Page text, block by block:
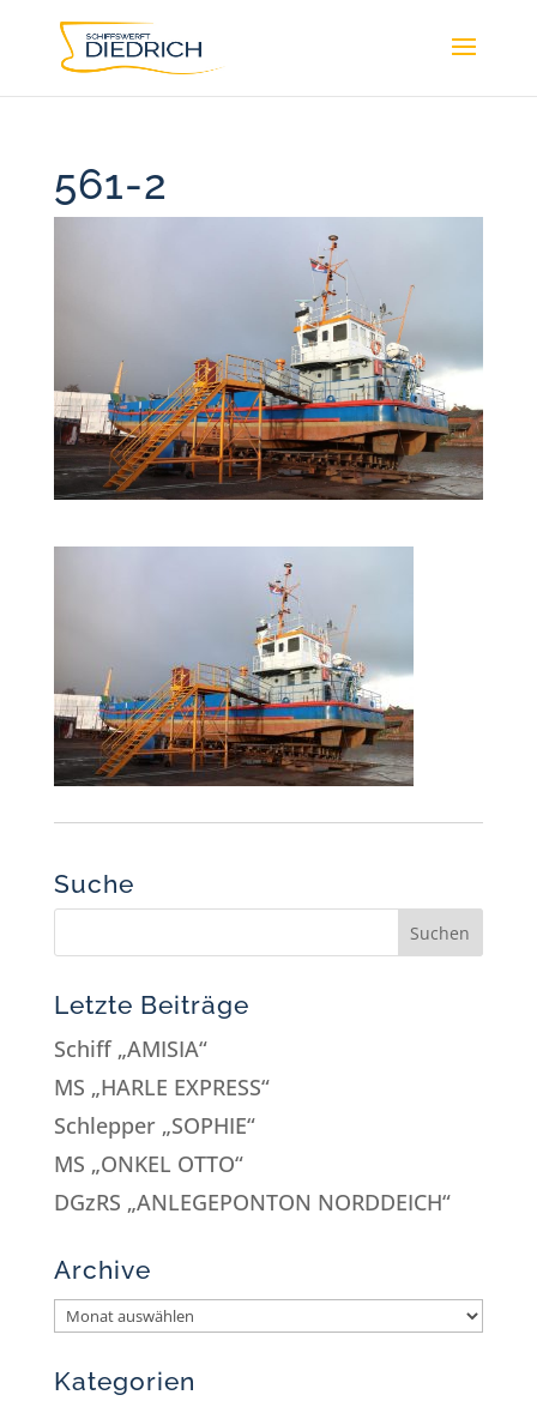
561-2
Suche
Letzte Beiträge
Schiff „AMISIA“
MS „HARLE EXPRESS“
Schlepper „SOPHIE“
MS „ONKEL OTTO“
DGzRS „ANLEGEPONTON NORDDEICH“
Archive
Kategorien